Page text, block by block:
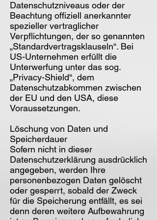
Datenschutzniveaus oder der
Beachtung offiziell anerkannter
spezieller vertraglicher
Verpflichtungen, der so genannten
„Standardvertragsklauseln“. Bei
US-Unternehmen erfüllt die
Unterwerfung unter das sog.
„Privacy-Shield“, dem
Datenschutzabkommen zwischen
der EU und den USA, diese
Voraussetzungen.
Löschung von Daten und
Speicherdauer
Sofern nicht in dieser
Datenschutzerklärung ausdrücklich
angegeben, werden Ihre
personenbezogen Daten gelöscht
oder gesperrt, sobald der Zweck
für die Speicherung entfällt, es sei
denn deren weitere Aufbewahrung